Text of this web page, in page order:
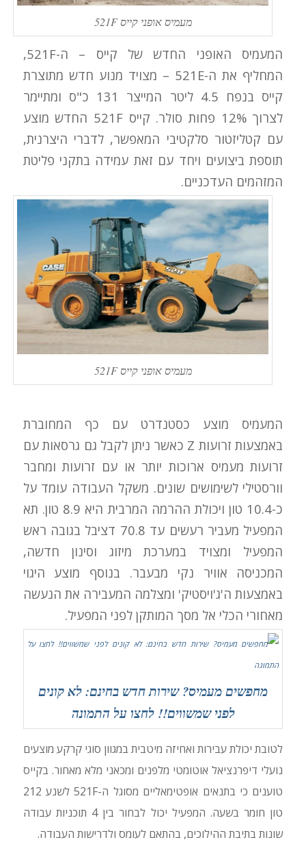
מעמיס אופני קייס 521F
המעמיס האופני החדש של קייס – ה-521F,
המחליף את ה-521E – מצויד מנוע חדש מתוצרת
קייס בנפח 4.5 ליטר המייצר 131 כ"ס ומתיימר
לצרוך 12% פחות סולר. קייס 521F החדש מוצע
עם קטליזטור סלקטיבי המאפשר, לדברי היצרנית,
תוספת ביצועים ויחד עם זאת עמידה בתקני פליטת
המזהמים העדכניים.
מעמיס אופני קייס 521F
המעמיס מוצע כסטנדרט עם כף המחוברת
באמצעות זרועות Z כאשר ניתן לקבל גם גרסאות עם
זרועות מעמיס ארוכות יותר או עם זרועות ומחבר
וורסטילי לשימושים שונים. משקל העבודה עומד על
כ-10.4 טון ויכולת ההרמה המרבית היא 8.9 טון. תא
המפעיל מעביר רעשים עד 70.8 דציבל בגובה ראש
המפעיל ומצויד במערכת מיזוג וסינון חדשה,
המכניסה אוויר נקי מבעבר. בנוסף מוצע היגוי
באמצעות ה'ג'ויסטיק' ומצלמה המעבירה את הנעשה
מאחורי הכלי אל מסך המותקן לפני המפעיל.
מחפשים מעמיס? שירות חדש בחינם: לא קונים
לפני שמשווים!! לחצו על התמונה
לטובת יכולת עבירות ואחיזה מיטבית במגוון סוגי קרקע מוצעים
נועלי דיפרנציאל אוטומטי מלפנים ומכאני מלא מאחור. בקייס
טוענים כי בתנאים אופטימאליים מסוגל ה-521F לשנע 212
טון חומר בשעה. המפעיל יכול לבחור בין 4 תוכניות עבודה
שונות בתיבת ההילוכים, בהתאם לעומס ולדרישות העבודה.